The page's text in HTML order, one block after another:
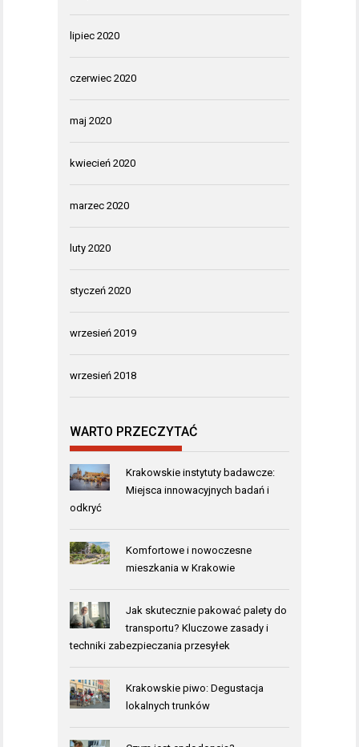
lipiec 2020
czerwiec 2020
maj 2020
kwiecień 2020
marzec 2020
luty 2020
styczeń 2020
wrzesień 2019
wrzesień 2018
WARTO PRZECZYTAĆ
Krakowskie instytuty badawcze:
Miejsca innowacyjnych badań i
odkryć
Komfortowe i nowoczesne
mieszkania w Krakowie
Jak skutecznie pakować palety do
transportu? Kluczowe zasady i
techniki zabezpieczania przesyłek
Krakowskie piwo: Degustacja
lokalnych trunków